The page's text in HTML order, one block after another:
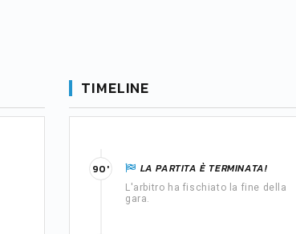
TIMELINE
LA PARTITA È TERMINATA!
L'arbitro ha fischiato la fine della
gara.
90'